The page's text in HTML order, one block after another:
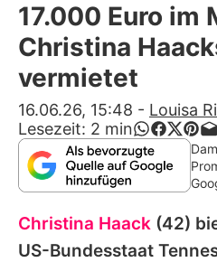
Filme &
Familie
Promiflash
Alle Themen
17.000 Euro im
Christina
vermietet
16.06.26, 15:48 - Louisa
Lesezeit: 2 min
Christina Haack (42)
US-Bundesstaat